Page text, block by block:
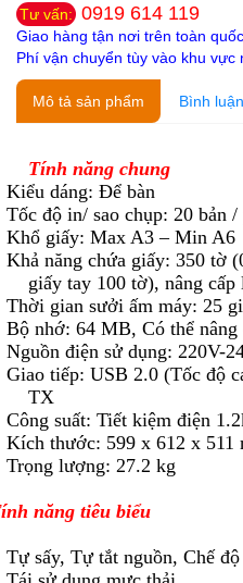
Tư vấn: 0919 614 119
Giao hàng tận nơi trên toàn quốc
Phí vận chuyển tùy vào khu vực
Mô tả sản phẩm Bình luận
Tính năng chung
dáng: Để bàn
độ in/ sao chụp: 20 bản /
giấy: Max A3 – Min A6
năng chứa giấy: 350 tờ
giấy tay 100 tờ), nâng cấp
gian sưởi ấm máy: 25
nhớ: 64 MB, Có thể nâng
điện sử dụng: 220V-
tiếp: USB 2.0 (Tốc độ
TX
suất: Tiết kiệm điện
thước: 599 x 612 x 511
lượng: 27.2 kg
năng tiêu biểu
sấy, Tự tắt nguồn, Chế